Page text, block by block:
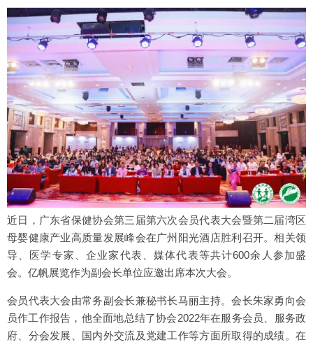
近日，广东省保健协会第三届第六次会员代表大会暨第二届湾区
母婴健康产业高质量发展峰会在广州阳光酒店胜利召开。相关领
导、医学专家、企业家代表、媒体代表等共计600余人参加盛
会。亿帆展览作为副会长单位应邀出席本次大会。
会员代表大会由常务副会长兼秘书长马丽主持。会长朱家勇向会
员作工作报告，他全面地总结了协会2022年在服务会员、服务政
府、分会发展、国内外交流及党建工作等方面所取得的成绩。在